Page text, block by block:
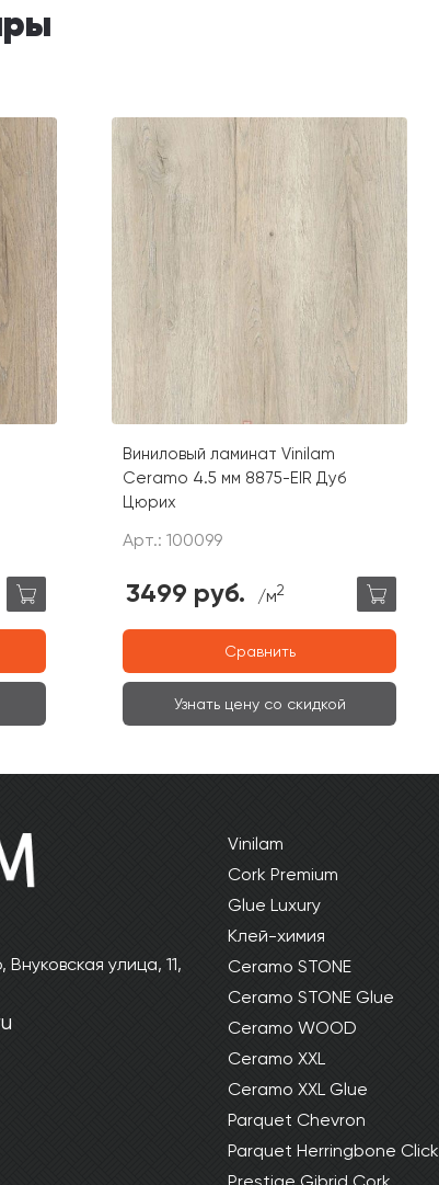
Виниловый ламинат Vinilam
Ceramo 4.5 мм 8875-EIR Дуб
Цюрих
Арт.: 100099
3499 руб. /м2
Сравнить
Узнать цену со скидкой
улица, 11,
Vinilam
Cork Premium
Glue Luxury
Клей-химия
Ceramo STONE
Ceramo STONE Glue
Ceramo WOOD
Ceramo XXL
Ceramo XXL Glue
Parquet Chevron
Parquet Herringbone Click